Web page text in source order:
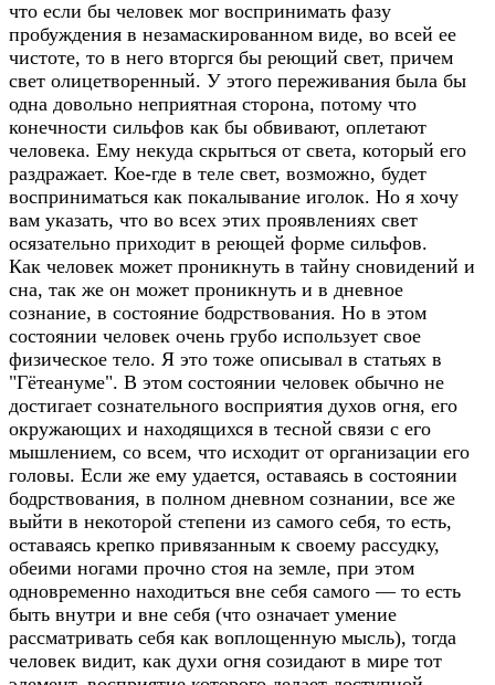
что если бы человек мог воспринимать фазу
пробуждения в незамаскированном виде, во всей ее
чистоте, то в него вторгся бы реющий свет, причем
свет олицетворенный. У этого переживания была бы
одна довольно неприятная сторона, потому что
конечности сильфов как бы обвивают, оплетают
человека. Ему некуда скрыться от света, который его
раздражает. Кое-где в теле свет, возможно, будет
восприниматься как покалывание иголок. Но я хочу
вам указать, что во всех этих проявлениях свет
осязательно приходит в реющей форме сильфов.
Как человек может проникнуть в тайну сновидений и
сна, так же он может проникнуть и в дневное
сознание, в состояние бодрствования. Но в этом
состоянии человек очень грубо использует свое
физическое тело. Я это тоже описывал в статьях в
"Гётеануме". В этом состоянии человек обычно не
достигает сознательного восприятия духов огня, его
окружающих и находящихся в тесной связи с его
мышлением, со всем, что исходит от организации его
головы. Если же ему удается, оставаясь в состоянии
бодрствования, в полном дневном сознании, все же
выйти в некоторой степени из самого себя, то есть,
оставаясь крепко привязанным к своему рассудку,
обеими ногами прочно стоя на земле, при этом
одновременно находиться вне себя самого — то есть
быть внутри и вне себя (что означает умение
рассматривать себя как воплощенную мысль), тогда
человек видит, как духи огня созидают в мире тот